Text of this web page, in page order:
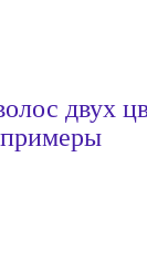
двух
примеры